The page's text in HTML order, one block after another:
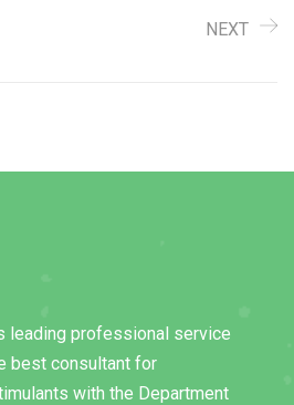
NEXT
leading professional service
best consultant for
with the Department